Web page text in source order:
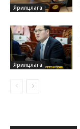
Ярилцлага
Ярилцлага